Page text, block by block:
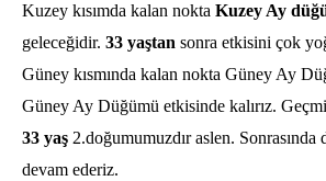
Kuzey kısımda kalan nokta Kuzey Ay
geleceğidir. 33 yaştan sonra etkisini çok
Güney kısmında kalan nokta Güney Ay
Güney Ay Düğümü etkisinde kalırız.
33 yaş 2.doğumumuzdır aslen.
devam ederiz.